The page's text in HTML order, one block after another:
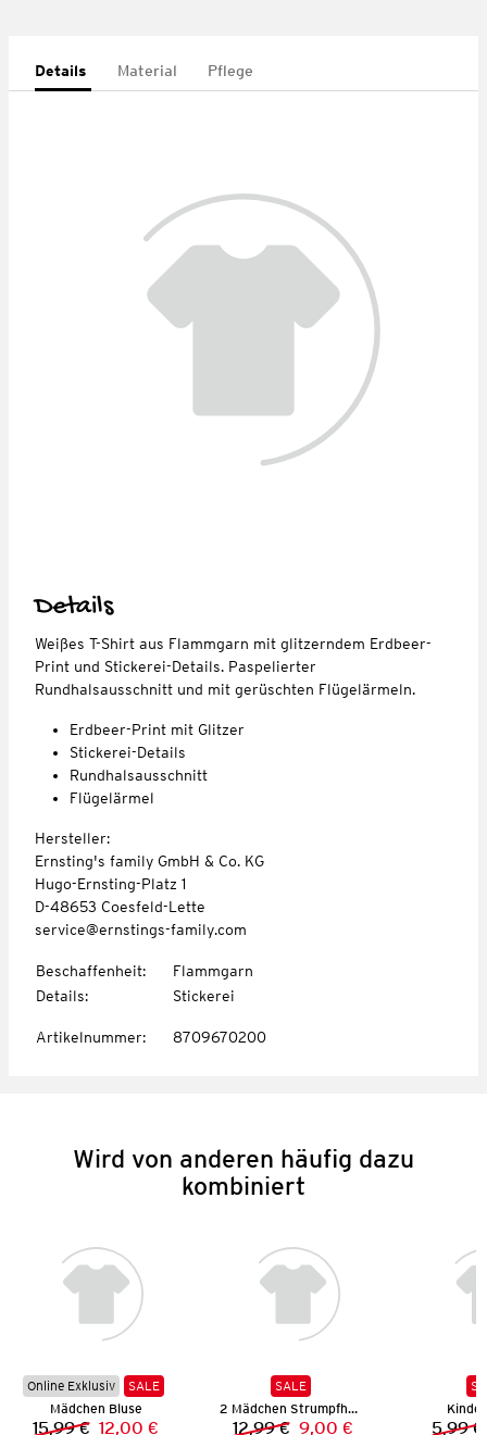
Details Material Pflege
Details
Weißes T-Shirt aus Flammgarn mit glitzerndem Erdbeer-
Print und Stickerei-Details. Paspelierter
Rundhalsausschnitt und mit gerüschten Flügelärmeln.
Erdbeer-Print mit Glitzer
Stickerei-Details
Rundhalsausschnitt
Flügelärmel
Hersteller:
Ernsting's family GmbH & Co. KG
Hugo-Ernsting-Platz 1
D-48653 Coesfeld-Lette
service@ernstings-family.com
Beschaffenheit:
Flammgarn
Details: Stickerei
Artikelnummer: 8709670200
Wird von anderen häufig dazu
kombiniert
Online Exklusiv
SALE
Mädchen Bluse
15,99 € 12,00 €
SALE
2 Mädchen Strumpfhosen
12,99 € 9,00 € 5,99 €